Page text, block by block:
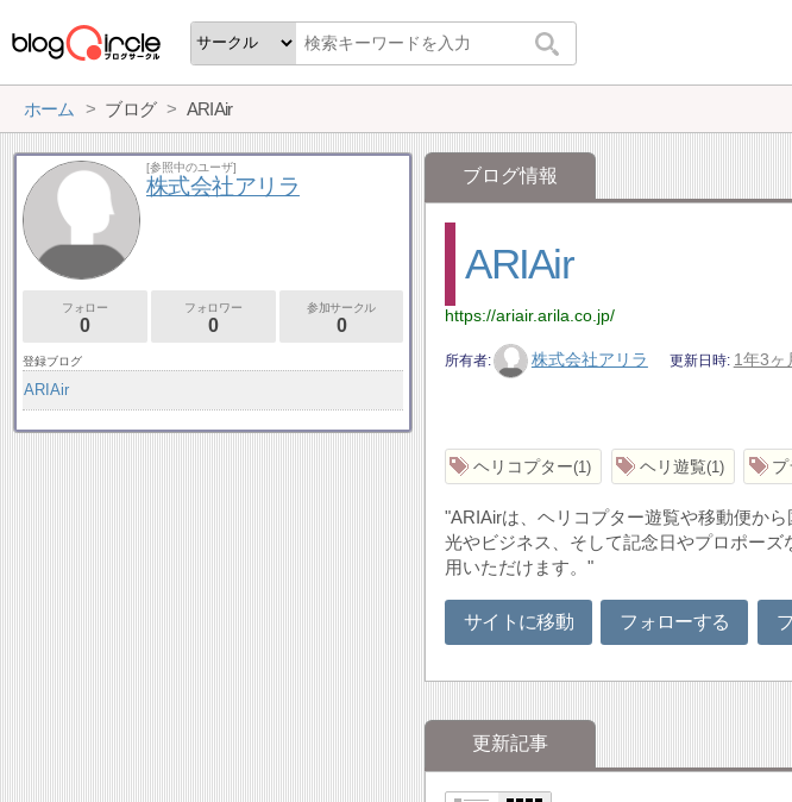
ホーム ブログ ARIAir
ブログ情報
ARIAir
https://ariair.arila.co.jp/
所有者 株式会社アリラ 更新日時 1年3ヶ
ヘリコプター 1 ヘリ遊覧 1
"ARIAirは、ヘリコプター遊覧や移動便か
光やビジネス、そして記念日やプロポー
用いただけます。"
サイトに移動 フォローする
更新記事
[参照中のユーザ]
株式会社アリラ
フォロー
0
フォロワー
0
参加サークル
0
登録ブログ
ARIAir